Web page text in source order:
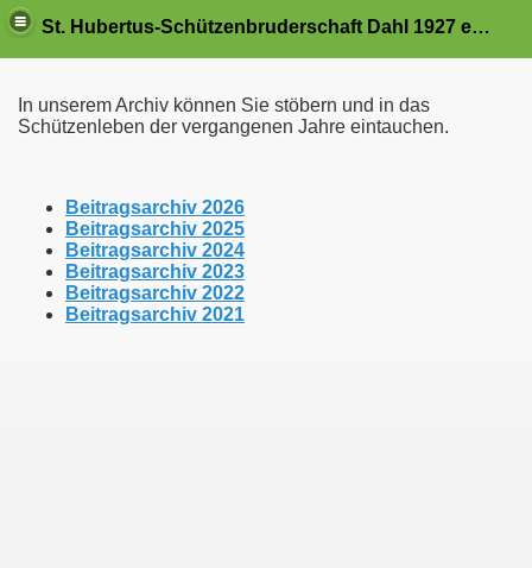
St. Hubertus-Schützenbruderschaft Dahl 1927 e.V.
In unserem Archiv können Sie stöbern und in das
Schützenleben der vergangenen Jahre eintauchen.
Beitragsarchiv 2026
Beitragsarchiv 2025
Beitragsarchiv 2024
Beitragsarchiv 2023
Beitragsarchiv 2022
Beitragsarchiv 2021